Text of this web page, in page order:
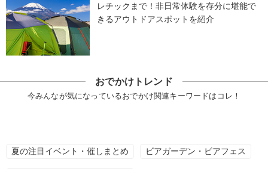
レチックまで！非日常体験を存分に堪能で
きるアウトドアスポットを紹介
おでかけトレンド
今みんなが気になっているおでかけ関連キーワードはコレ！
夏の注目イベント・催しまとめ ビアガーデン・ビアフェス